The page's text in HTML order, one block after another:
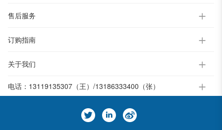
售后服务
订购指南
关于我们
电话： 13119135307（王）/13186333400（张）